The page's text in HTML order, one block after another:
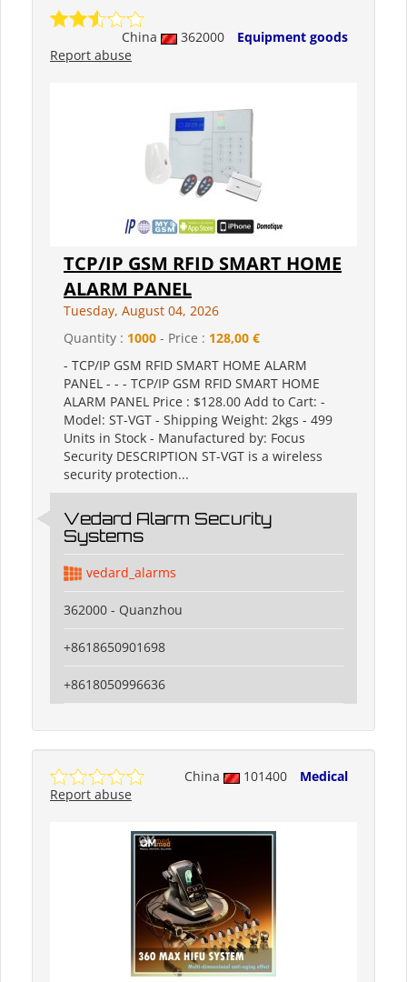
China 362000
Equipment goods
Report abuse
TCP/IP GSM RFID SMART HOME
ALARM PANEL
Tuesday, August 04, 2026
Quantity : 1000 - Price : 128,00 €
- TCP/IP GSM RFID SMART HOME ALARM
PANEL - - - TCP/IP GSM RFID SMART HOME
ALARM PANEL Price : $128.00 Add to Cart: -
Model: ST-VGT - Shipping Weight: 2kgs - 499
Units in Stock - Manufactured by: Focus
Security DESCRIPTION ST-VGT is a wireless
security protection...
Vedard Alarm Security
Systems
vedard_alarms
362000 - Quanzhou
+8618650901698
+8618050996636
China 101400
Medical
Report abuse